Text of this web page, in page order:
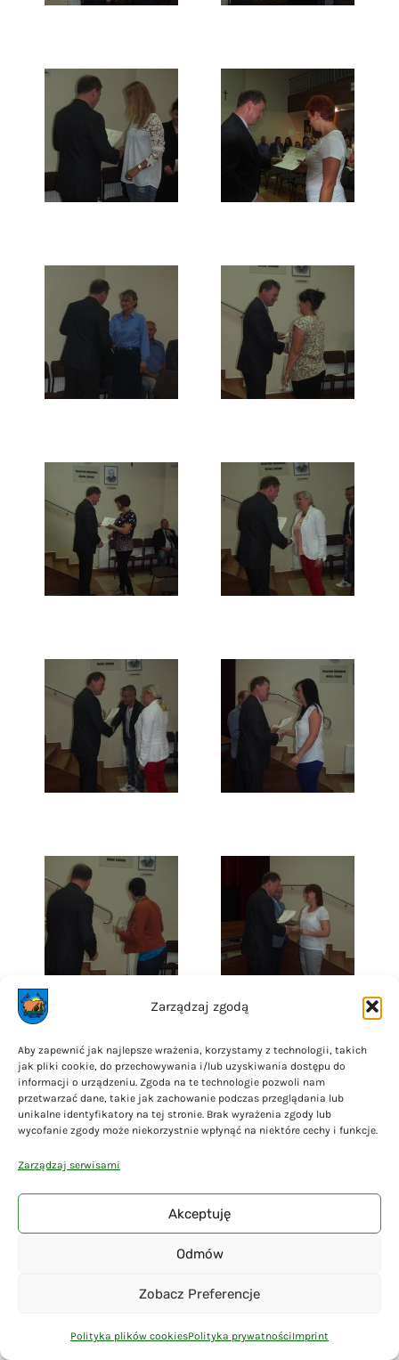
Zarządzaj zgodą
Aby zapewnić jak najlepsze wrażenia, korzystamy z technologii, takich
jak pliki cookie, do przechowywania i/lub uzyskiwania dostępu do
informacji o urządzeniu. Zgoda na te technologie pozwoli nam
przetwarzać dane, takie jak zachowanie podczas przeglądania lub
unikalne identyfikatory na tej stronie. Brak wyrażenia zgody lub
wycofanie zgody może niekorzystnie wpłynąć na niektóre cechy i funkcje.
Zarządzaj serwisami
Akceptuję
Odmów
Zobacz Preferencje
Polityka plików cookiesPolityka prywatnościImprint